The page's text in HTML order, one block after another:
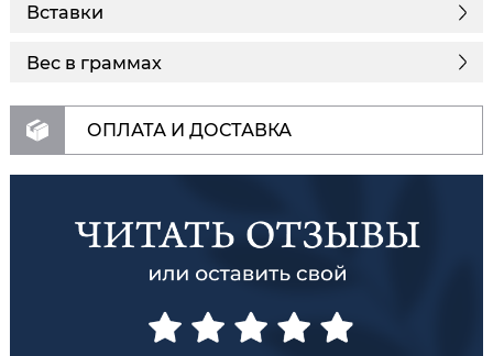
Вставки
Вес в граммах
ОПЛАТА И ДОСТАВКА